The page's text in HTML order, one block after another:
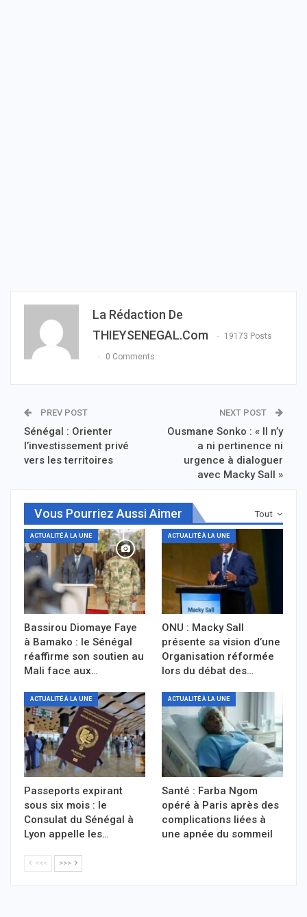
La Rédaction De
THIEYSENEGAL.com
19173 Posts
0 Comments
PREV POST
Sénégal : Orienter
l’investissement privé
vers les territoires
NEXT POST
Ousmane Sonko : « Il n’y
a ni pertinence ni
urgence à dialoguer
avec Macky Sall »
Tout
Vous Pourriez Aussi Aimer
ACTUALITÉ À LA UNE
Bassirou Diomaye Faye
à Bamako : le Sénégal
réaffirme son soutien au
Mali face aux…
ACTUALITÉ À LA UNE
ONU : Macky Sall
présente sa vision d’une
Organisation réformée
lors du débat des…
ACTUALITÉ À LA UNE
Passeports expirant
sous six mois : le
Consulat du Sénégal à
Lyon appelle les…
ACTUALITÉ À LA UNE
Santé : Farba Ngom
opéré à Paris après des
complications liées à
une apnée du sommeil
<<< >>>